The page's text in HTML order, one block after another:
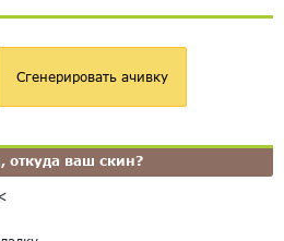
Сгенерировать ачивку
откуда ваш скин?